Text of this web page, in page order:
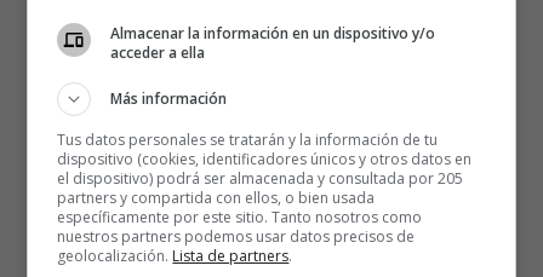
Almacenar la información en un dispositivo y/o
acceder a ella
Más información
Tus datos personales se tratarán y la información de tu
dispositivo (cookies, identificadores únicos y otros datos en
el dispositivo) podrá ser almacenada y consultada por 205
partners y compartida con ellos, o bien usada
específicamente por este sitio. Tanto nosotros como
nuestros partners podemos usar datos precisos de
geolocalización. Lista de partners.